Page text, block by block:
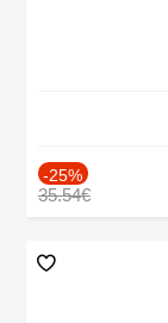
-25%
35.54€